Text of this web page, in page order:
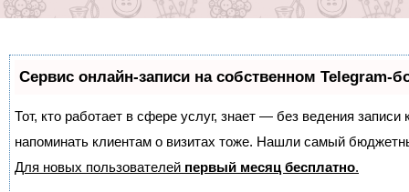
Сервис онлайн-записи на собственном Telegram-
Тот, кто работает в сфере услуг, знает — без ведения
напоминать клиентам о визитах тоже. Нашли самый
Для новых пользователей первый месяц бесплатно.